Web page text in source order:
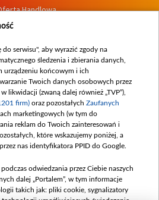
Handlowa
Dostępność
wewnętrznych
serwisu", aby wyrazić zgody na
śledzenia i zbierania danych,
urządzeniu końcowym i ich
Twoich danych osobowych przez
likwidacji (zwaną dalej również „TVP”),
firm) oraz pozostałych Zaufanych
marketingowych (w tym do
reklam do Twoich zainteresowań i
które wskazujemy poniżej, a
nas identyfikatora PPID do Google.
odwiedzania przez Ciebie naszych
dalej „Portalem”, w tym informacje
takich jak: pliki cookie, sygnalizatory